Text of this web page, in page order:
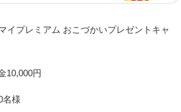
イプレミアム おこづかいプレゼントキャ
10,000円
名様